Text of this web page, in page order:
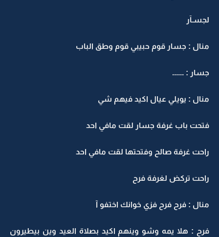
لجسـآر
منال : جسار قوم حبيبي قوم وطق الباب
جسار : ......
منال : يويلي عيال اكيد فيهم شي
فتحت باب غرفة جسار لقت مافي احد
راحت غرفة صالح وفتحتها لقت مافي احد
راحت تركض لغرفة فرح
منال : فرح فرح فزي خوانك اختفو آ
فرح : هلا يمه وشو وينهم اكيد بصلاة العيد وين بيطيرون